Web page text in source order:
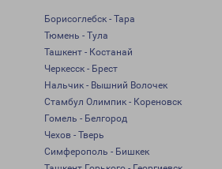
Борисоглебск - Тара
Тюмень - Тула
Ташкент - Костанай
Черкесск - Брест
Нальчик - Вышний Волочек
Стамбул Олимпик - Кореновск
Гомель - Белгород
Чехов - Тверь
Симферополь - Бишкек